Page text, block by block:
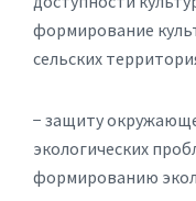
формирование
сельских
− защиту
экологических
формированию